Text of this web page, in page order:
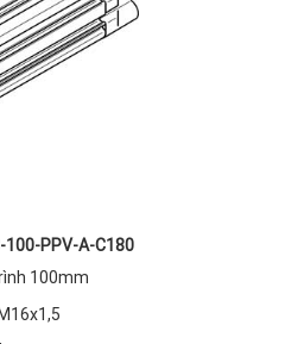
100-PPV-A-C180
100mm